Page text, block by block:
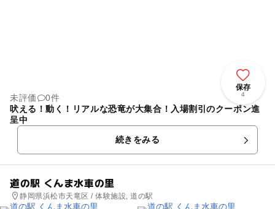
保存
4
未評価
0件
吠える！動く！リアルな恐竜が大集合！入場割引のクーポン進
呈中
続きをみる
道の駅 くんま水車の里
静岡県浜松市天竜区 / 体験施設, 道の駅